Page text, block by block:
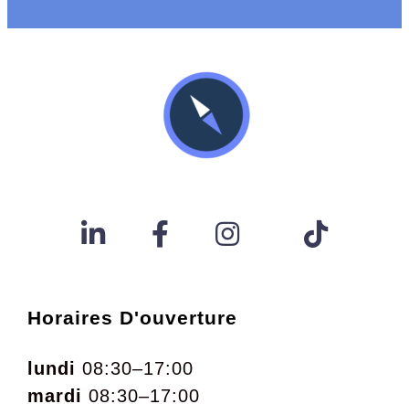
Horaires D'ouverture
lundi 08:30–17:00
mardi 08:30–17:00